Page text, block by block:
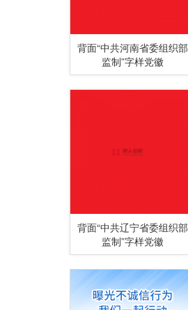
背面“中共河南省委组织部
监制”字样党徽
背面“中共辽宁省委组织部
监制”字样党徽